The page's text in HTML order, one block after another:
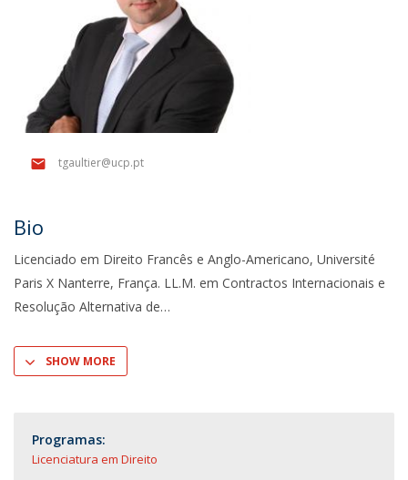
tgaultier@ucp.pt
Bio
Licenciado em Direito Francês e Anglo-Americano, Université
Paris X Nanterre, França. LL.M. em Contractos Internacionais e
Resolução Alternativa de
SHOW MORE
Programas:
Licenciatura em Direito